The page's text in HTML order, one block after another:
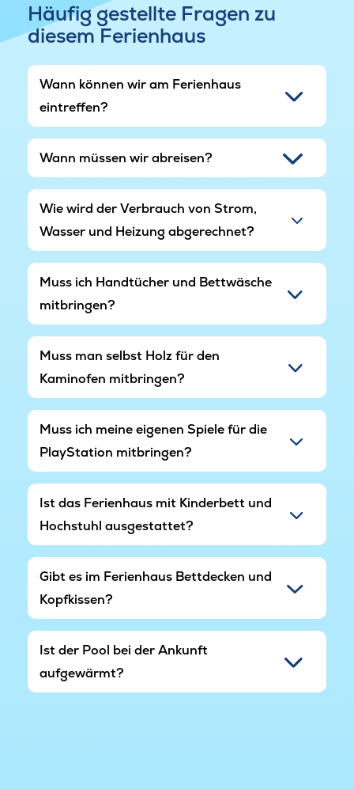
Häufig gestellte Fragen zu
diesem Ferienhaus
Wann können wir am Ferienhaus
eintreffen?
Wann müssen wir abreisen?
Wie wird der Verbrauch von Strom,
Wasser und Heizung abgerechnet?
Muss ich Handtücher und Bettwäsche
mitbringen?
Muss man selbst Holz für den
Kaminofen mitbringen?
Muss ich meine eigenen Spiele für die
PlayStation mitbringen?
Ist das Ferienhaus mit Kinderbett und
Hochstuhl ausgestattet?
Gibt es im Ferienhaus Bettdecken und
Kopfkissen?
Ist der Pool bei der Ankunft
aufgewärmt?